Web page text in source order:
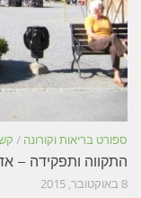
ספורט בריאות וקורונה /
התקווה ותפקידה –
8 באוקטובר, 2015